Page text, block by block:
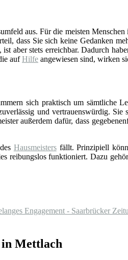
aus. Für die meisten
dass Sie sich keine Gedanken
aber stets erreichbar. Dadurch
aufHilfe angewiesen sind, wirken
sich praktisch um sämtliche
und vertrauenswürdig.
außerdem dafür, dass
Hausmeistersfällt. Prinzipiell
reibungslos funktioniert. Dazu
Engagement - Saarbrücker
Mettlach